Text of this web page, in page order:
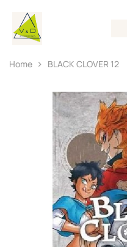
Home BLACK CLOVER 12